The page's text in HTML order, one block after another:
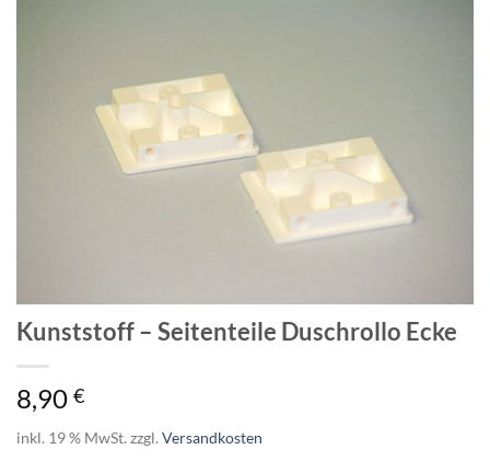
Kunststoff – Seitenteile Duschrollo Ecke
8,90 €
inkl. 19 % MwSt. zzgl. Versandkosten